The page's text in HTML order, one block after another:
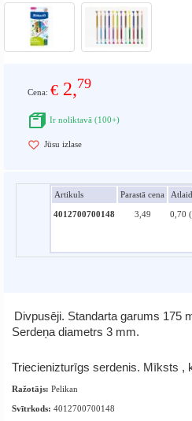
Cena: € 2,79
Ir noliktavā (100+)
Jūsu izlase
Artikuls Parastā cena
4012700700148 3,49 0,70
Divpusēji. Standarta garums 175
Serdeņa diametrs 3 mm.
Triecienizturīgs serdenis. Mīksts ,
Ražotājs: Pelikan
Svītrkods: 4012700700148